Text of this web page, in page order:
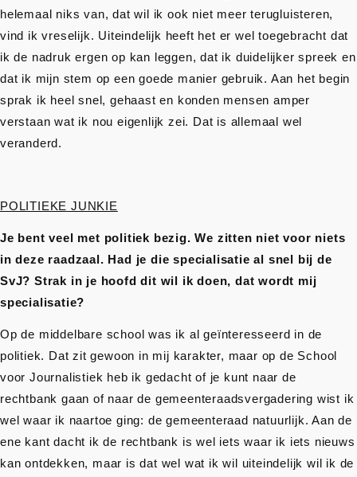
helemaal niks van, dat wil ik ook niet meer terugluisteren,
vind ik vreselijk. Uiteindelijk heeft het er wel toegebracht dat
ik de nadruk ergen op kan leggen, dat ik duidelijker spreek en
dat ik mijn stem op een goede manier gebruik. Aan het begin
sprak ik heel snel, gehaast en konden mensen amper
verstaan wat ik nou eigenlijk zei. Dat is allemaal wel
veranderd.
POLITIEKE JUNKIE
Je bent veel met politiek bezig. We zitten niet voor niets
in deze raadzaal. Had je die specialisatie al snel bij de
SvJ? Strak in je hoofd dit wil ik doen, dat wordt mij
specialisatie?
Op de middelbare school was ik al geïnteresseerd in de
politiek. Dat zit gewoon in mij karakter, maar op de School
voor Journalistiek heb ik gedacht of je kunt naar de
rechtbank gaan of naar de gemeenteraadsvergadering wist ik
wel waar ik naartoe ging: de gemeenteraad natuurlijk. Aan de
ene kant dacht ik de rechtbank is wel iets waar ik iets nieuws
kan ontdekken, maar is dat wel wat ik wil uiteindelijk wil ik de